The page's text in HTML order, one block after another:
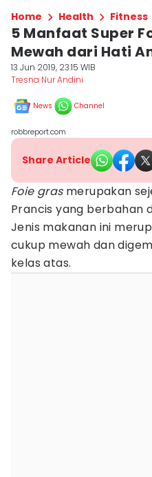
Home Health Fitness
5 Manfaat Super
Mewah dari Hati
13 Jun 2019, 23:15 WIB
Tresna Nur Andini
News Channel
robbreport.com
Share Article
Foie grasmerupakan
Prancis yang berbahan
Jenis makanan ini
cukup mewah dan
kelas atas.